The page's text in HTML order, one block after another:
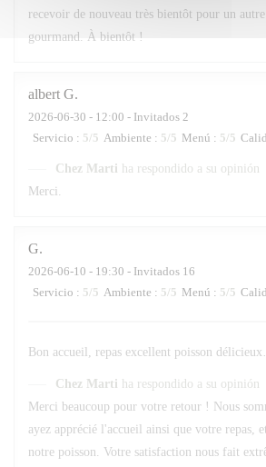
recevoir de nouveau très bientôt pour un
gourmand. À bientôt !
albert G
2026-06-30 - 12:00 - Invitados 2
Servicio : 5/5 Ambiente : 5/5 Menú : 5/5
Chez Marti ha respondido a su opinión
Merci.
G
2026-06-10 - 19:30 - Invitados 16
Servicio : 5/5 Ambiente : 5/5 Menú : 5/5
Bon accueil, repas excellent poisson
Chez Marti ha respondido a su opinión
Merci beaucoup pour votre retour ! Nous
ayez apprécié l'accueil ainsi que votre repas,
notre poisson. Votre satisfaction nous fait